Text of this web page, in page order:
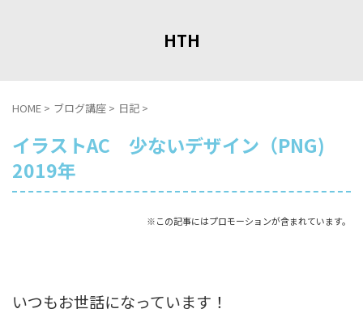
HTH
HOME > ブログ講座 > 日記 >
イラストAC 少ないデザイン（PNG)
2019年
※この記事にはプロモーションが含まれています。
いつもお世話になっています！